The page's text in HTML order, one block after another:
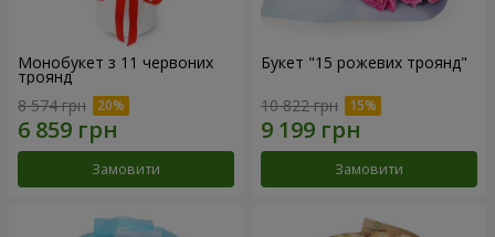
Монобукет з 11 червоних
троянд
8 574 грн
Замовити
Букет "15 рожевих троянд"
10 822 грн
Замовити